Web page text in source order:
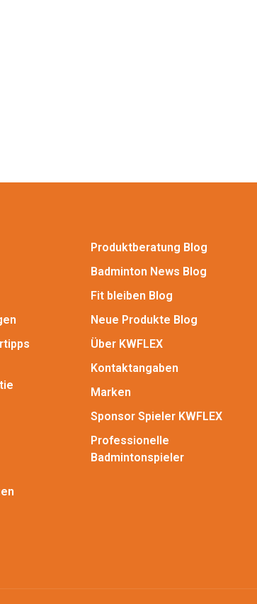
Produktberatung Blog
Badminton News Blog
Fit bleiben Blog
Neue Produkte Blog
Über KWFLEX
Kontaktangaben
Marken
Sponsor Spieler KWFLEX
Professionelle
Badmintonspieler